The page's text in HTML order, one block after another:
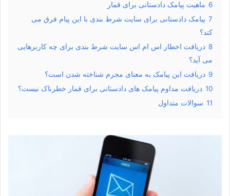
6 ماهیت پیامک دادستانی برای قمار
7 پیامک دادستانی برای سایت شرط بندی با این پیام فرق می
کند؟
8 دریافت اخطار اس ام اس سایت شرط بندی برای چه کاربرهایی
می آید؟
9 دریافت این پیامک به معنای مجرم شناخته شدن است؟
10 دریافت مداوم پیامک های دادستانی برای قمار خطرناک نیست؟
11 سوالات متداول